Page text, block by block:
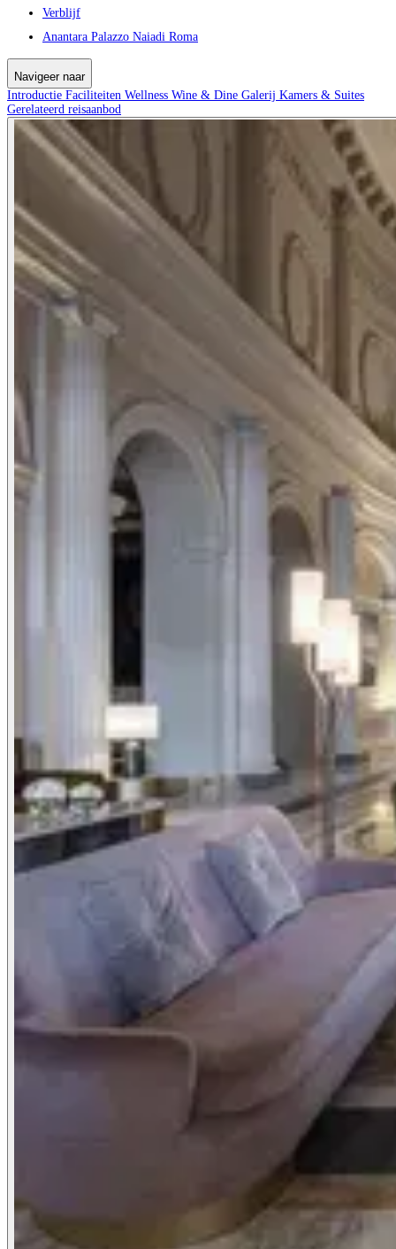
Verblijf
Anantara Palazzo Naiadi Roma
Navigeer naar
Introductie Faciliteiten Wellness Wine & Dine Galerij Kamers & Suites
Gerelateerd reisaanbod